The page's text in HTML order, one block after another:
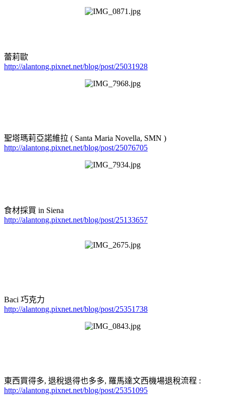
蕾莉歐
http://alantong.pixnet.net/blog/post/25031928
聖塔瑪莉亞諾維拉 ( Santa Maria Novella, SMN )
http://alantong.pixnet.net/blog/post/25076705
食材採買 in Siena
http://alantong.pixnet.net/blog/post/25133657
Baci 巧克力
http://alantong.pixnet.net/blog/post/25351738
東西買得多, 退稅退得也多多, 羅馬達文西機場退稅流程 :
http://alantong.pixnet.net/blog/post/25351095